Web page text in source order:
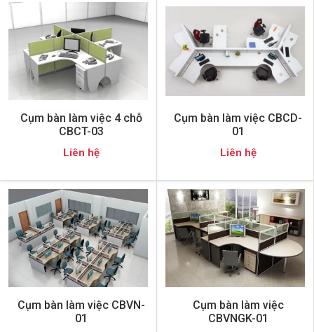
Cụm bàn làm việc 4 chỗ
CBCT-03
Liên hệ
Cụm bàn làm việc CBCD-
01
Liên hệ
Cụm bàn làm việc CBVN-
01
Cụm bàn làm việc
CBVNGK-01